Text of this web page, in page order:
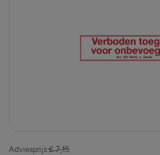
Adviesprijs € 7,15